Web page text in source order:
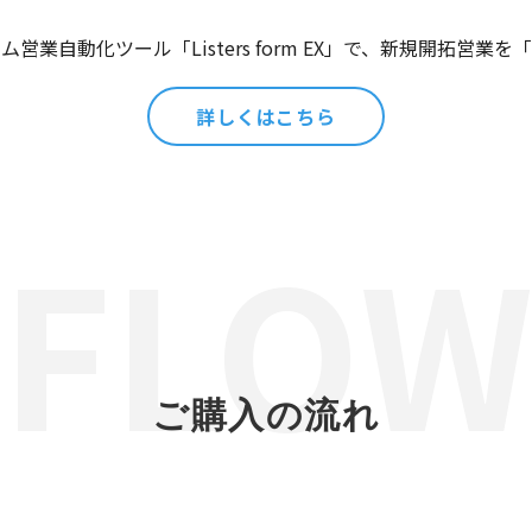
営業自動化ツール「Listers form EX」で、新規開拓営業を
詳しくはこちら
ご購入の流れ